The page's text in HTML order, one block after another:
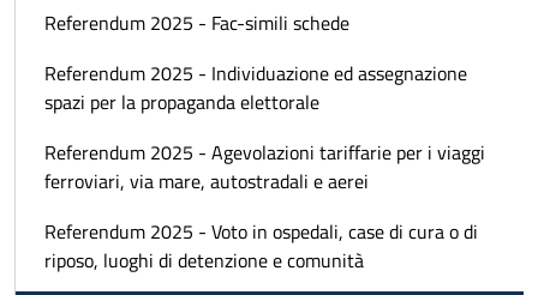
Referendum 2025 - Fac-simili schede
Referendum 2025 - Individuazione ed assegnazione
spazi per la propaganda elettorale
Referendum 2025 - Agevolazioni tariffarie per i viaggi
ferroviari, via mare, autostradali e aerei
Referendum 2025 - Voto in ospedali, case di cura o di
riposo, luoghi di detenzione e comunità